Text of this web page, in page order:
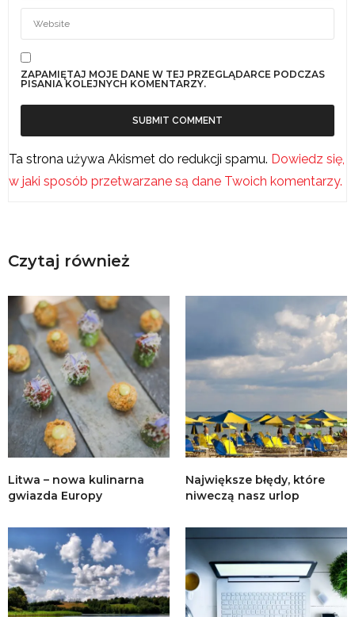
ZAPAMIĘTAJ MOJE DANE W TEJ PRZEGLĄDARCE PODCZAS
PISANIA KOLEJNYCH KOMENTARZY.
Ta strona używa Akismet do redukcji spamu. Dowiedz się,
w jaki sposób przetwarzane są dane Twoich komentarzy.
Czytaj również
Litwa – nowa kulinarna
gwiazda Europy
Największe błędy, które
niweczą nasz urlop